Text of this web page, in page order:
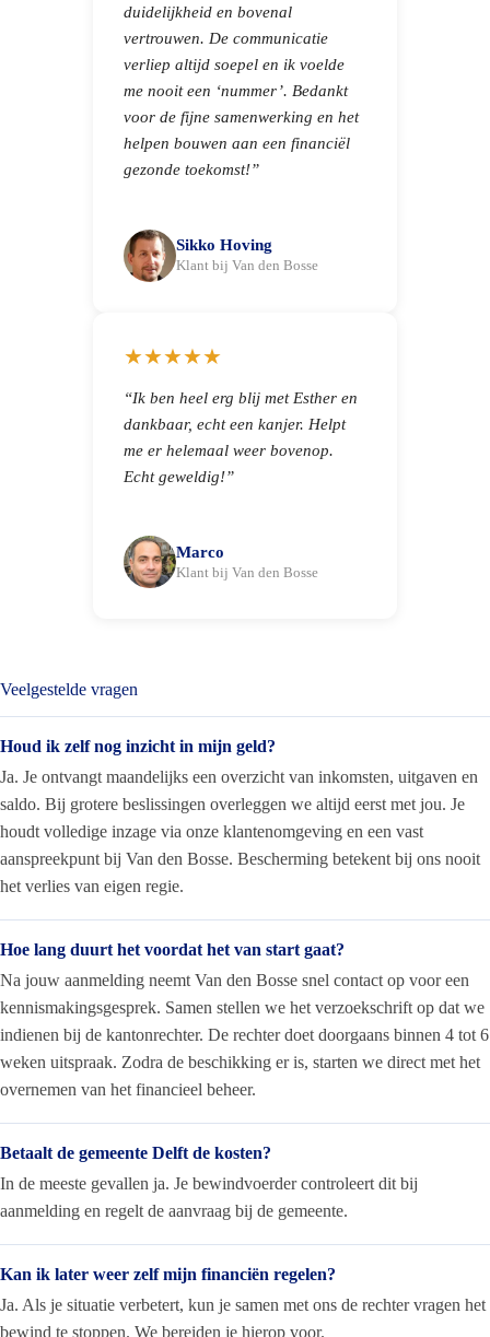
duidelijkheid en bovenal
vertrouwen. De communicatie
verliep altijd soepel en ik voelde
me nooit een ‘nummer’. Bedankt
voor de fijne samenwerking en het
helpen bouwen aan een financiël
gezonde toekomst!”
Sikko Hoving
Klant bij Van den Bosse
★★★★★
“Ik ben heel erg blij met Esther en
dankbaar, echt een kanjer. Helpt
me er helemaal weer bovenop.
Echt geweldig!”
Marco
Klant bij Van den Bosse
Veelgestelde vragen
Houd ik zelf nog inzicht in mijn geld?
Ja. Je ontvangt maandelijks een overzicht van inkomsten, uitgaven en
saldo. Bij grotere beslissingen overleggen we altijd eerst met jou. Je
houdt volledige inzage via onze klantenomgeving en een vast
aanspreekpunt bij Van den Bosse. Bescherming betekent bij ons nooit
het verlies van eigen regie.
Hoe lang duurt het voordat het van start gaat?
Na jouw aanmelding neemt Van den Bosse snel contact op voor een
kennismakingsgesprek. Samen stellen we het verzoekschrift op dat we
indienen bij de kantonrechter. De rechter doet doorgaans binnen 4 tot 6
weken uitspraak. Zodra de beschikking er is, starten we direct met het
overnemen van het financieel beheer.
Betaalt de gemeente Delft de kosten?
In de meeste gevallen ja. Je bewindvoerder controleert dit bij
aanmelding en regelt de aanvraag bij de gemeente.
Kan ik later weer zelf mijn financiën regelen?
Ja. Als je situatie verbetert, kun je samen met ons de rechter vragen het
bewind te stoppen. We bereiden je hierop voor.